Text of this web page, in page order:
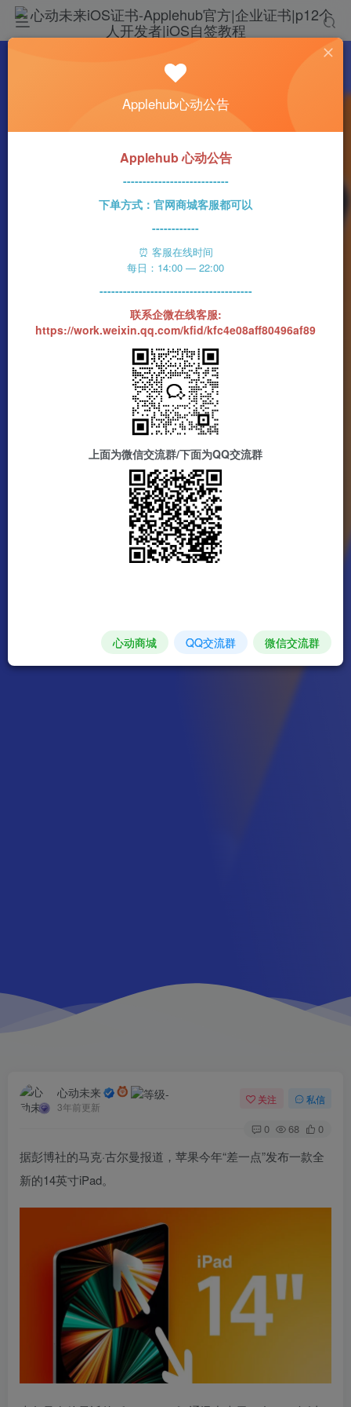
科技资讯
苹果今年“差一点”发布一款全新的14英寸iPad
311字 2分钟 2023-09-04 心动未来 68
0
该作者已发布1437篇文章
心动未来
3年前更新
关注 私信
0 68 0
据彭博社的马克·古尔曼报道，苹果今年“差一点”发布一款全
新的14英寸iPad。
Applehub心动公告
Applehub 心动公告
---------------------------
下单方式：官网商城客服都可以
------------
⏰ 客服在线时间
每日：14:00 — 22:00
---------------------------------------
联系企微在线客服:
https://work.weixin.qq.com/kfid/kfc4e08aff80496af89
上面为微信交流群/下面为QQ交流群
心动商城 QQ交流群 微信交流群